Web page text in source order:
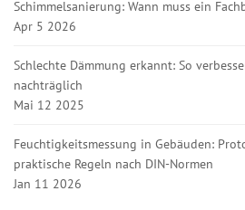
Schimmelsanierung: Wann muss ein
Apr 5 2026
Schlechte Dämmung erkannt: So
nachträglich
Mai 12 2025
Feuchtigkeitsmessung in Gebäuden:
praktische Regeln nach DIN-Normen
Jan 11 2026